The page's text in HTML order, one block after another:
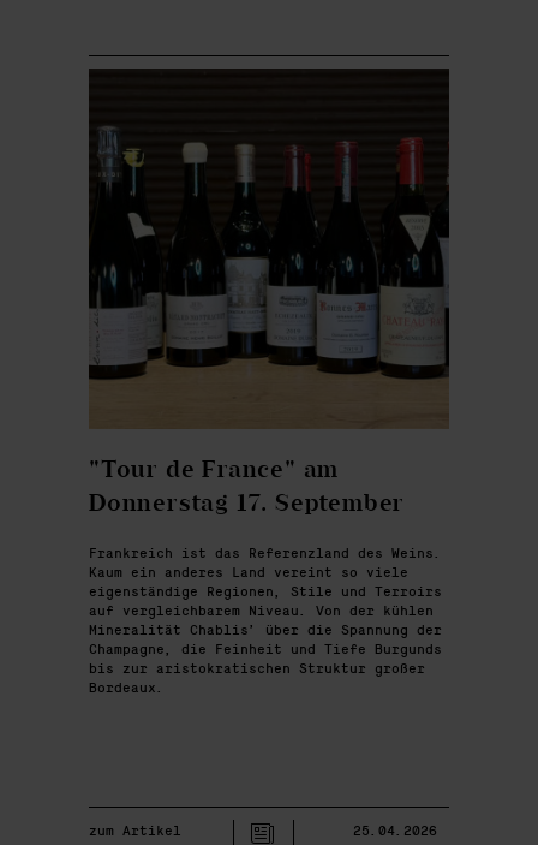
"Tour de France" am
Donnerstag 17. September
Frankreich ist das Referenzland des Weins.
Kaum ein anderes Land vereint so viele
eigenständige Regionen, Stile und Terroirs
auf vergleichbarem Niveau. Von der kühlen
Mineralität Chablis’ über die Spannung der
Champagne, die Feinheit und Tiefe Burgunds
bis zur aristokratischen Struktur großer
Bordeaux.
zum Artikel 25.04.2026